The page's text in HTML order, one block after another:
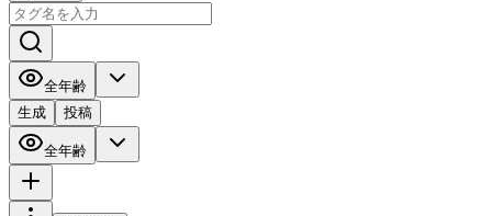
全年齢
生成
投稿
全年齢